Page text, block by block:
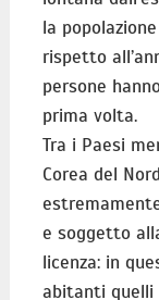
la
rispetto
persone
prima volta.
Tra i Paesi
Corea del
e soggetto
licenza: in
abitanti quelli